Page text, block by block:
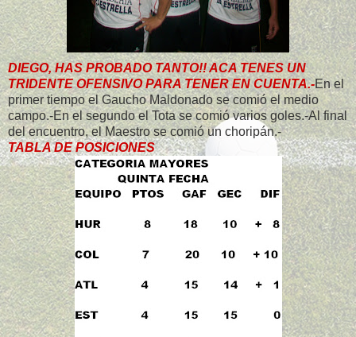
DIEGO, HAS PROBADO TANTO!! ACA TENES UN
TRIDENTE OFENSIVO PARA TENER EN CUENTA.-En el
primer tiempo el Gaucho Maldonado se comió el medio
campo.-En el segundo el Tota se comió varios goles.-Al final
del encuentro, el Maestro se comió un choripán.-
TABLA DE POSICIONES